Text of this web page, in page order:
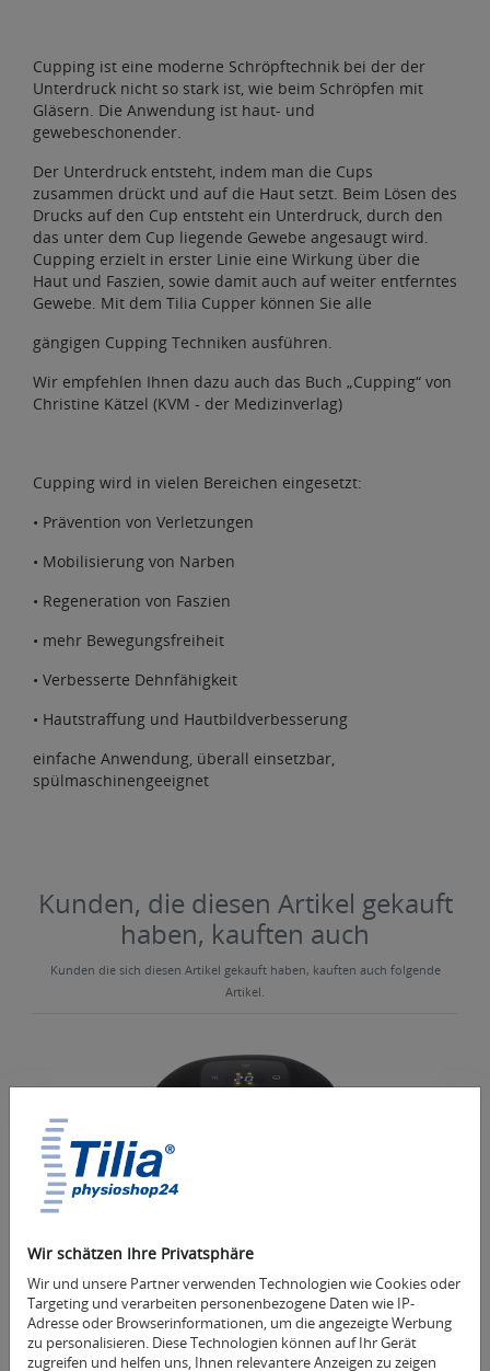
Wir schätzen Ihre Privatsphäre
Wir und unsere Partner verwenden Technologien wie Cookies oder
Targeting und verarbeiten personenbezogene Daten wie IP-
Adresse oder Browserinformationen, um die angezeigte Werbung
zu personalisieren. Diese Technologien können auf Ihr Gerät
zugreifen und helfen uns, Ihnen relevantere Anzeigen zu zeigen
Cupping ist eine moderne Schröpftechnik bei der der
Unterdruck nicht so stark ist, wie beim Schröpfen mit
Gläsern. Die Anwendung ist haut- und
gewebeschonender.
Der Unterdruck entsteht, indem man die Cups
zusammen drückt und auf die Haut setzt. Beim Lösen des
Drucks auf den Cup entsteht ein Unterdruck, durch den
das unter dem Cup liegende Gewebe angesaugt wird.
Cupping erzielt in erster Linie eine Wirkung über die
Haut und Faszien, sowie damit auch auf weiter entferntes
Gewebe. Mit dem Tilia Cupper können Sie alle
gängigen Cupping Techniken ausführen.
Wir empfehlen Ihnen dazu auch das Buch „Cupping“ von
Christine Kätzel (KVM - der Medizinverlag)
Cupping wird in vielen Bereichen eingesetzt:
• Prävention von Verletzungen
• Mobilisierung von Narben
• Regeneration von Faszien
• mehr Bewegungsfreiheit
• Verbesserte Dehnfähigkeit
• Hautstraffung und Hautbildverbesserung
einfache Anwendung, überall einsetzbar,
spülmaschinengeeignet
Kunden, die diesen Artikel gekauft
haben, kauften auch
Kunden die sich diesen Artikel gekauft haben, kauften auch folgende
Artikel.
Tilia Cupper - elektrisches Schröpfgerät, rot
Cupping Gerät, Schröpfkopf
34,90 € *